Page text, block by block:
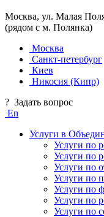
Москва, ул. Малая
(рядом с м. Полянка)
Москва
Санкт-петербург
Киев
Никосия (Кипр)
? Задать вопрос
En
Услуги в
Услуги по
Услуги по
Услуги по
Услуги по
Услуги по
Услуги по
Услуги по